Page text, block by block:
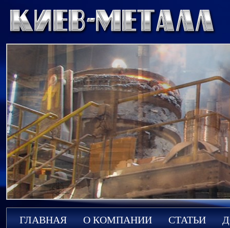
ГЛАВНАЯ О КОМПАНИИ СТАТЬИ